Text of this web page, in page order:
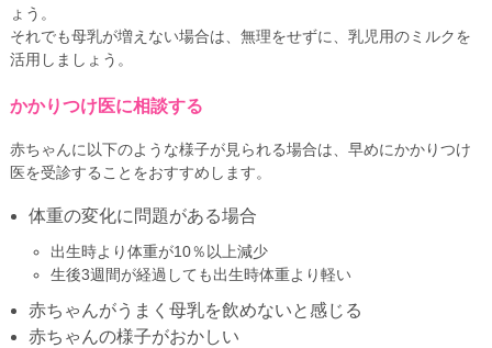
ょう。
それでも母乳が増えない場合は、無理をせずに、乳児用のミルクを
活用しましょう。
かかりつけ医に相談する
赤ちゃんに以下のような様子が見られる場合は、早めにかかりつけ
医を受診することをおすすめします。
体重の変化に問題がある場合
出生時より体重が10％以上減少
生後3週間が経過しても出生時体重より軽い
赤ちゃんがうまく母乳を飲めないと感じる
赤ちゃんの様子がおかしい